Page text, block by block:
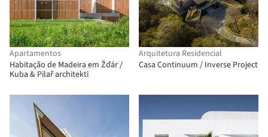
Apartamentos
Habitação de Madeira em Žďár /
Kuba & Pilař architekti
Arquitetura Residencial
Casa Continuum / Inverse Project